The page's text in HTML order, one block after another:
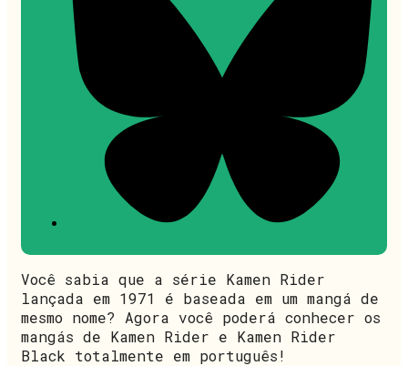
Você sabia que a série Kamen Rider
lançada em 1971 é baseada em um mangá de
mesmo nome? Agora você poderá conhecer os
mangás de Kamen Rider e Kamen Rider
Black totalmente em português!